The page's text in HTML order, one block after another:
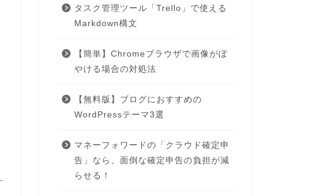
タスク管理ツール「Trello」で使える
Markdown構文
【簡単】Chromeブラウザで画像がぼ
やける場合の対処法
【無料版】ブログにおすすめの
WordPressテーマ3選
マネーフォワードの「クラウド確定申
告」なら、面倒な確定申告の負担が減
らせる！